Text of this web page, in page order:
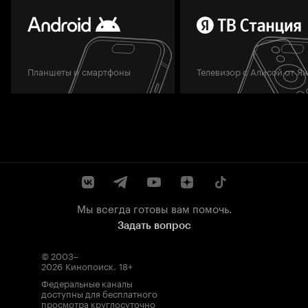
Планшеты и смартфоны Телевизор с Алисой от
Мы всегда готовы вам помочь.
Задать вопрос
© 2003–
2026 Кинопоиск. 18+
Федеральные каналы
доступны для бесплатного
просмотра круглосуточно